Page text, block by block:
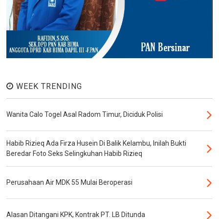
WEEK TRENDING
Wanita Calo Togel Asal Radom Timur, Diciduk Polisi
Habib Rizieq Ada Firza Husein Di Balik Kelambu, Inilah Bukti
Beredar Foto Seks Selingkuhan Habib Rizieq
Perusahaan Air MDK 55 Mulai Beroperasi
Alasan Ditangani KPK, Kontrak PT. LB Ditunda